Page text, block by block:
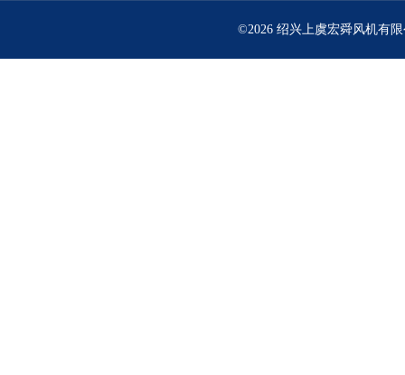
©2026 绍兴上虞宏舜风机有